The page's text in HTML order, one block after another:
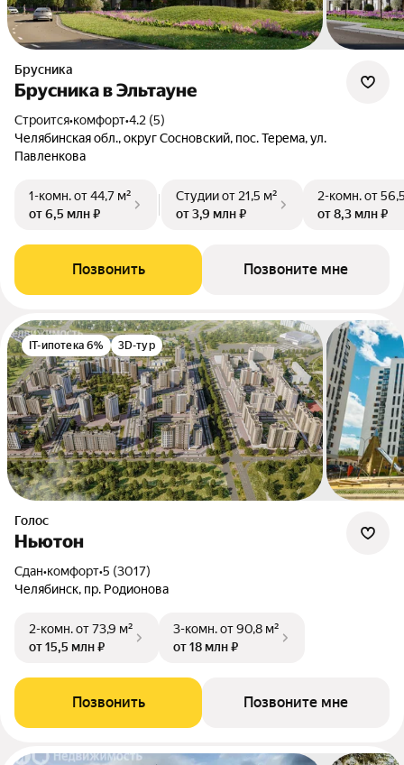
Брусника
Брусника в Эльтауне
Строится•комфорт•4.2 (5)
Челябинская обл., округ Сосновский, пос. Терема, ул.
Павленкова
1-комн.от 44,7 м²
от 6,5 млн ₽
Студииот 21,5 м²
от 3,9 млн ₽
2-комн.от
от 8,3 млн ₽
Позвонить Позвоните мне
IT-ипотека 6% 3D-тур
Голос
Ньютон
Сдан•комфорт•5 (3017)
Челябинск, пр. Родионова
2-комн.от 73,9 м²
от 15,5 млн ₽
3-комн.от 90,8 м²
от 18 млн ₽
Позвонить Позвоните мне